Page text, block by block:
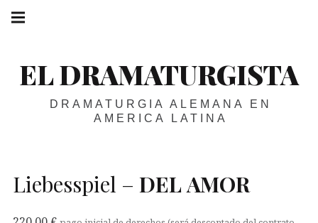
Skip
EL DRAMATURGISTA
DRAMATURGIA ALEMANA EN
AMERICA LATINA
navigation
Liebesspiel – DEL AMOR